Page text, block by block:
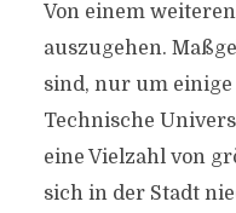
Von einem
auszugehen.
sind, nur um einige
Technische
eine Vielzahl von
sich in der Stadt